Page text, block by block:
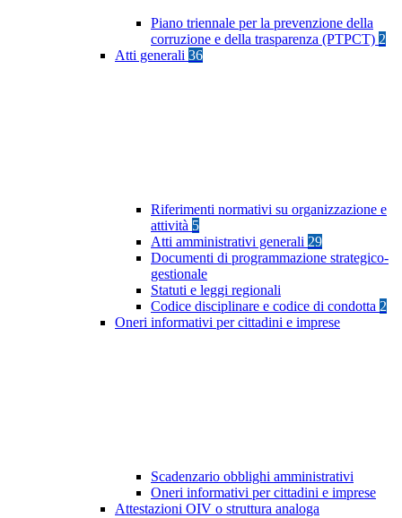
Piano triennale per la prevenzione della
corruzione e della trasparenza (PTPCT) 2
Atti generali 36
Riferimenti normativi su organizzazione e
attività 5
Atti amministrativi generali 29
Documenti di programmazione strategico-
gestionale
Statuti e leggi regionali
Codice disciplinare e codice di condotta 2
Oneri informativi per cittadini e imprese
Scadenzario obblighi amministrativi
Oneri informativi per cittadini e imprese
Attestazioni OIV o struttura analoga